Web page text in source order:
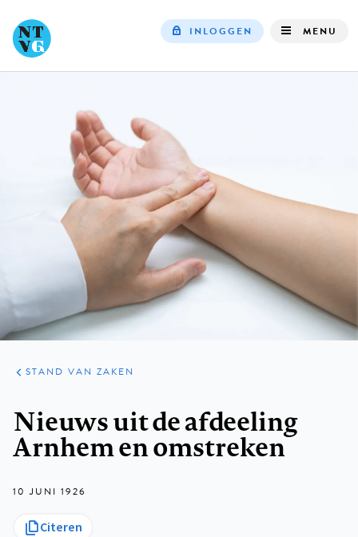
INLOGGEN MENU
ARTIKELEN
PRAKTIJK
STAND VAN ZAKEN
Nieuws uit de afdeeling
Arnhem en omstreken
10 JUNI 1926
Citeren